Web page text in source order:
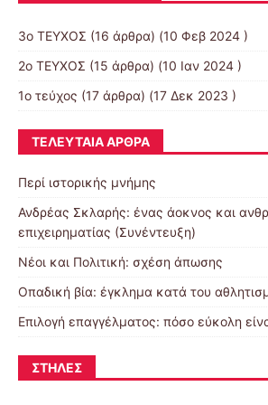
3ο ΤΕΥΧΟΣ (16 άρθρα) (10 Φεβ 2024 )
2o TEYXOΣ (15 άρθρα) (10 Ιαν 2024 )
1ο τεύχος (17 άρθρα) (17 Δεκ 2023 )
ΤΕΛΕΥΤΑΊΑ ΆΡΘΡΑ
Περί ιστορικής μνήμης
Ανδρέας Σκλαρής: ένας άοκνος και
επιχειρηματίας (Συνέντευξη)
Νέοι και Πολιτική: σχέση άπωσης
Οπαδική βία: έγκλημα κατά του
Επιλογή επαγγέλματος: πόσο εύκολη
ΣΤΉΛΕΣ